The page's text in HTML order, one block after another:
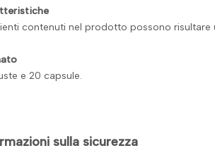
contenuti nel prodotto possono risultare
e 20 capsule.
sulla sicurezza